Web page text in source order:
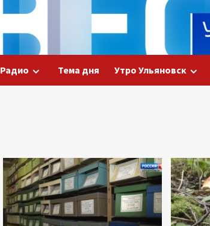
Радио Тема дня Утро Ульяновск